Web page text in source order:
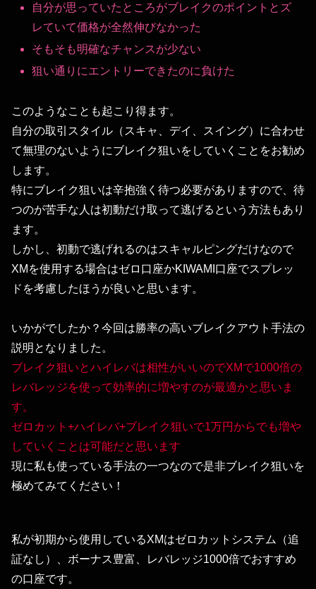
自分が思っていたところがブレイクのポイントとズ
レていて価格が全然伸びなかった
そもそも明確なチャンスが少ない
狙い通りにエントリーできたのに負けた
このようなことも起こり得ます。
自分の取引スタイル（スキャ、デイ、スイング）に合わせ
て無理のないようにブレイク狙いをしていくことをお勧め
します。
特にブレイク狙いは辛抱強く待つ必要がありますので、待
つのが苦手な人は初動だけ取って逃げるという方法もあり
ます。
しかし、初動で逃げれるのはスキャルピングだけなので
XMを使用する場合はゼロ口座かKIWAMI口座でスプレッ
ドを考慮したほうが良いと思います。
いかがでしたか？今回は勝率の高いブレイクアウト手法の
説明となりました。
ブレイク狙いとハイレバは相性がいいのでXMで1000倍の
レバレッジを使って効率的に増やすのが最適かと思いま
す。
ゼロカット+ハイレバ+ブレイク狙いで1万円からでも増や
していくことは可能だと思います
現に私も使っている手法の一つなので是非ブレイク狙いを
極めてみてください！
私が初期から使用しているXMはゼロカットシステム（追
証なし）、ボーナス豊富、レバレッジ1000倍でおすすめ
の口座です。